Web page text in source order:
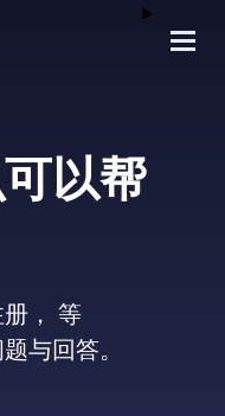
以帮
， 等
与回答。